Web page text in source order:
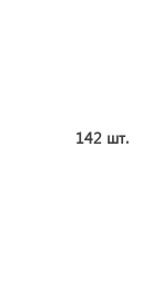
142 шт.